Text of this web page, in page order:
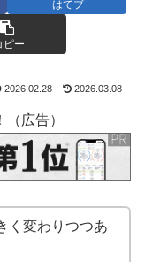
はてブ
ピー
2026.02.28 2026.03.08
広告）
く変わりつつあ